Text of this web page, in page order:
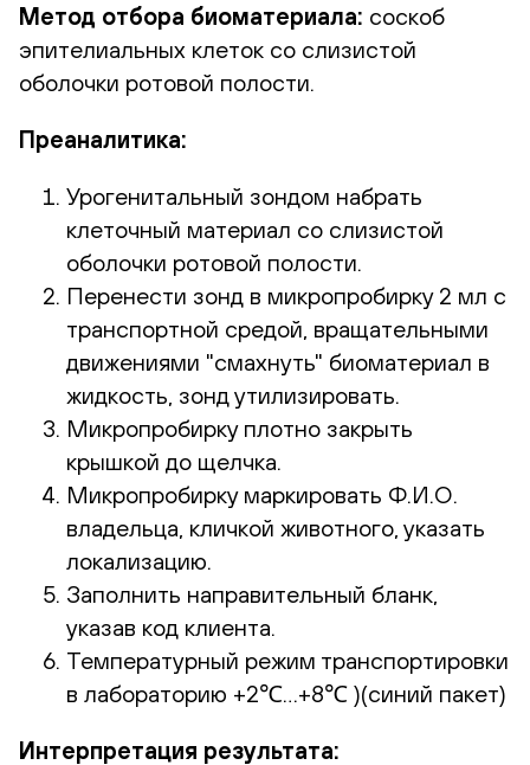
Метод отбора биоматериала: соскоб
эпителиальных клеток со слизистой
оболочки ротовой полости.
Преаналитика:
Урогенитальный зондом набрать
клеточный материал со слизистой
оболочки ротовой полости.
Перенести зонд в микропробирку 2 мл с
транспортной средой, вращательными
движениями "смахнуть" биоматериал в
жидкость, зонд утилизировать.
Микропробирку плотно закрыть
крышкой до щелчка.
Микропробирку маркировать Ф.И.О.
владельца, кличкой животного, указать
локализацию.
Заполнить направительный бланк,
указав код клиента.
Температурный режим транспортировки
в лабораторию +2℃…+8℃ )(синий пакет)
Интерпретация результата: